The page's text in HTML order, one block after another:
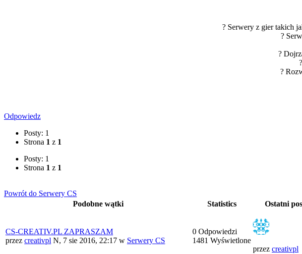
? Serwery z gier takich
?
?
?
Odpowiedz
Posty: 1
Strona 1 z 1
Posty: 1
Strona 1 z 1
Powrót do Serwery CS
Podobne wątki
Statistics Ostatni
CS-CREATIV.PL ZAPRASZAM
przez creativpl N, 7 sie 2016, 22:17 w Serwery CS
0 Odpowiedzi
1481 Wyświetlone
przez creativpl